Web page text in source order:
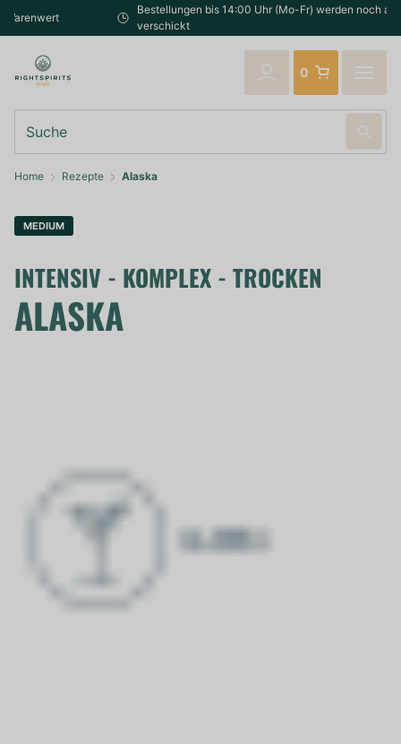
Bestellungen bis 14:00 Uhr (Mo-Fr) werden noch am selben Tag
verschickt
0
Home Rezepte Alaska
MEDIUM
INTENSIV - KOMPLEX - TROCKEN
ALASKA